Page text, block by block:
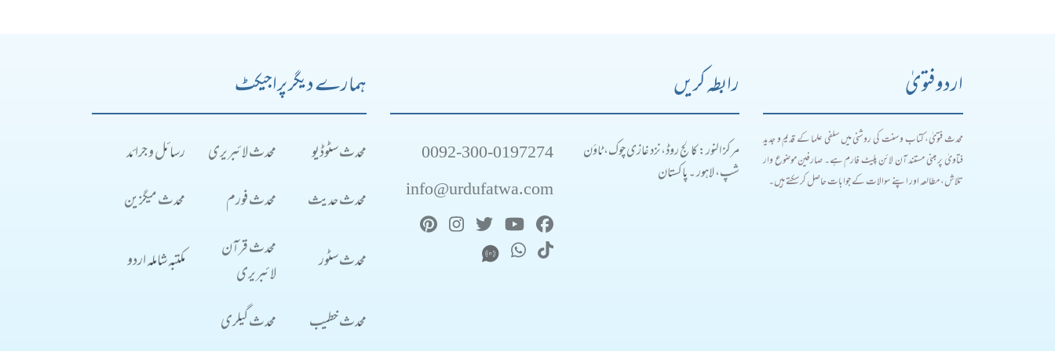
اردو فتویٰ
محدث فتویٰ، کتاب و سنت کی روشنی میں سلفی علما کے قدیم و جدید
فتاویٰ پر مبنی مستند آن لائن پلیٹ فارم ہے۔ صارفین موضوع وار
تلاش، مطالعہ اور اپنے سوالات کے جوابات حاصل کر سکتے ہیں۔
رابطہ کریں
مرکز النور: کالج روڈ، نزد غازی چوک، ٹاؤن
شپ، لاہور ۔ پاکستان
0092-300-0197274
info@urdufatwa.com
ہمارے دیگر پراجیکٹ
محدث سٹوڈیو محدث لائبریری
رسائل و جرائد
محدث حدیث
محدث فورم محدث میگزین
محدث سٹور
محدث قرآن
لائبریری
مکتبہ شاملہ اردو
محدث خطیب محدث گیلری